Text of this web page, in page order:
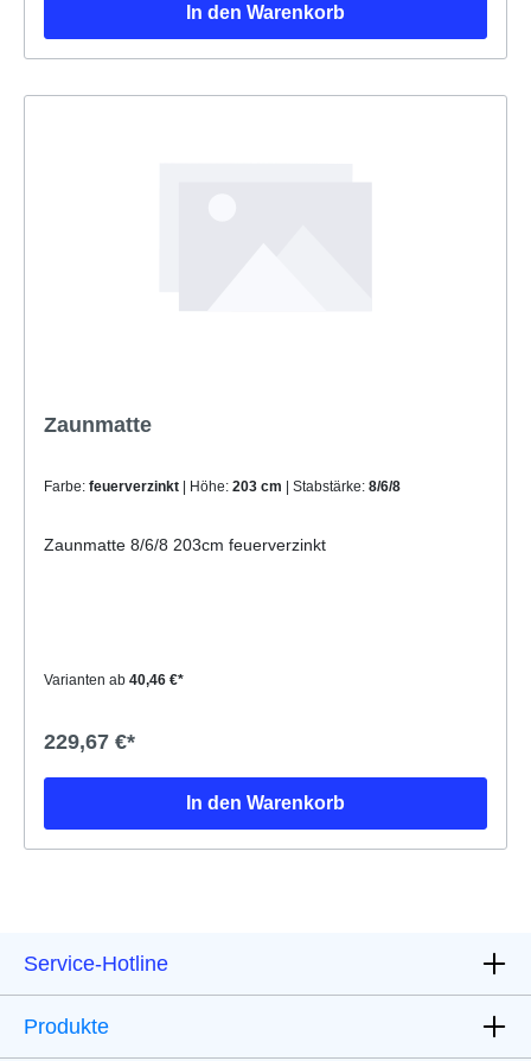
In den Warenkorb
Zaunmatte
Farbe: feuerverzinkt | Höhe: 203 cm | Stabstärke: 8/6/8
Zaunmatte 8/6/8 203cm feuerverzinkt
Varianten ab 40,46 €*
229,67 €*
In den Warenkorb
Service-Hotline
Produkte